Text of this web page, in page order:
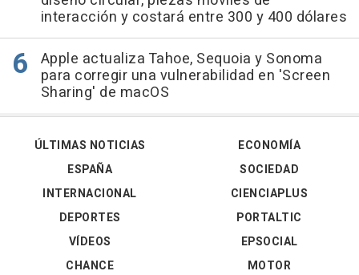
interacción y costará entre 300 y 400 dólares
Apple actualiza Tahoe, Sequoia y Sonoma
para corregir una vulnerabilidad en 'Screen
Sharing' de macOS
ÚLTIMAS NOTICIAS
ESPAÑA
INTERNACIONAL
DEPORTES
VÍDEOS
ECONOMÍA
SOCIEDAD
CIENCIAPLUS
PORTALTIC
EPSOCIAL
CHANCE
MOTOR